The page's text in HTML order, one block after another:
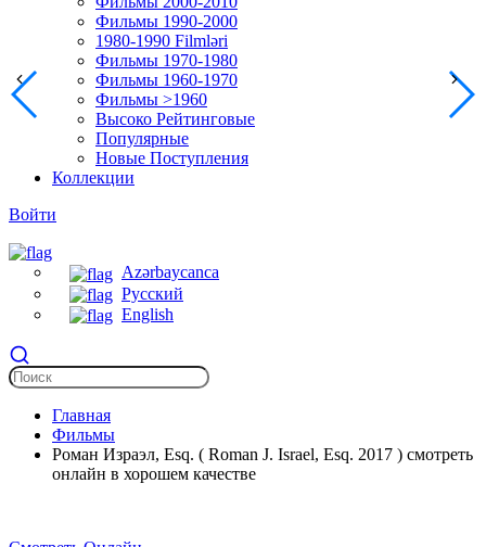
Фильмы 1990-2000
1980-1990 Filmləri
Фильмы 1970-1980
Фильмы 1960-1970
Фильмы >1960
Высоко Рейтинговые
Популярные
Новые Поступления
Коллекции
Войти
Azərbaycanca
Русский
English
Главная
Фильмы
Роман Израэл, Esq. ( Roman J. Israel, Esq. 2017 ) смотреть
онлайн в хорошем качестве